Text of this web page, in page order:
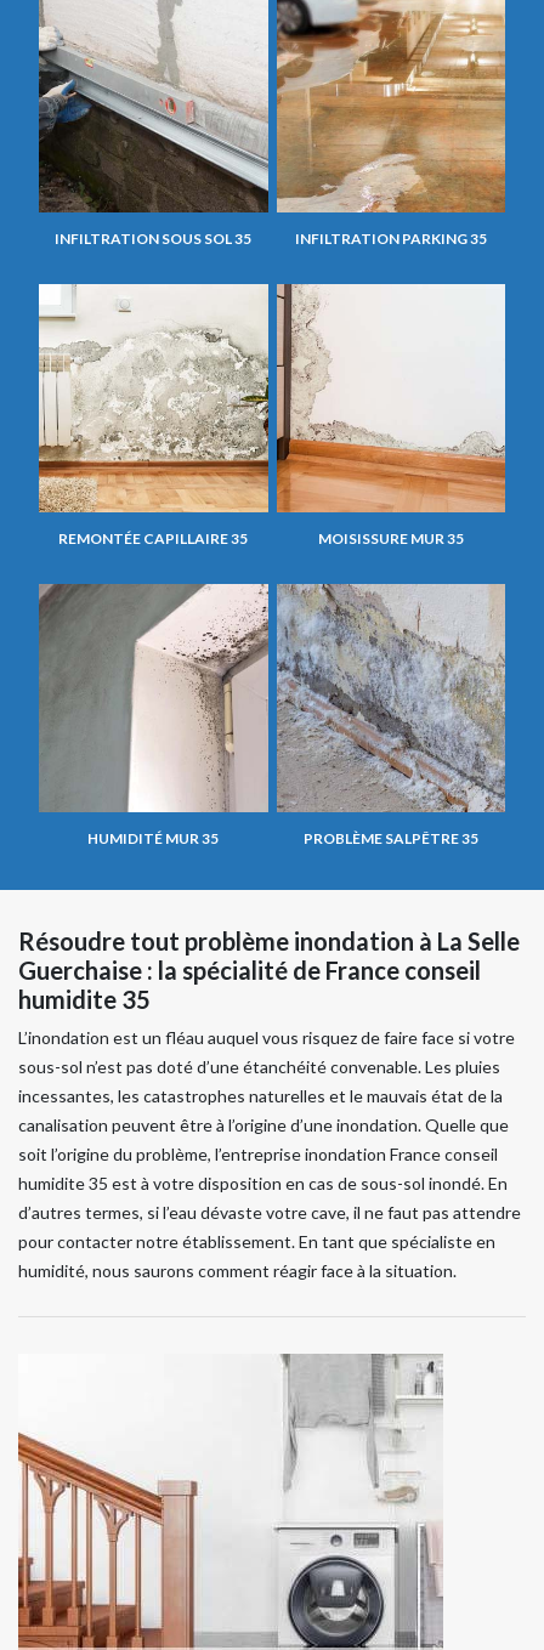
INFILTRATION SOUS SOL 35 INFILTRATION PARKING 35
REMONTÉE CAPILLAIRE 35 MOISISSURE MUR 35
HUMIDITÉ MUR 35 PROBLÈME SALPÊTRE 35
Résoudre tout problème inondation à La Selle
Guerchaise : la spécialité de France conseil
humidite 35
L’inondation est un fléau auquel vous risquez de faire face si votre
sous-sol n’est pas doté d’une étanchéité convenable. Les pluies
incessantes, les catastrophes naturelles et le mauvais état de la
canalisation peuvent être à l’origine d’une inondation. Quelle que
soit l’origine du problème, l’entreprise inondation France conseil
humidite 35 est à votre disposition en cas de sous-sol inondé. En
d’autres termes, si l’eau dévaste votre cave, il ne faut pas attendre
pour contacter notre établissement. En tant que spécialiste en
humidité, nous saurons comment réagir face à la situation.